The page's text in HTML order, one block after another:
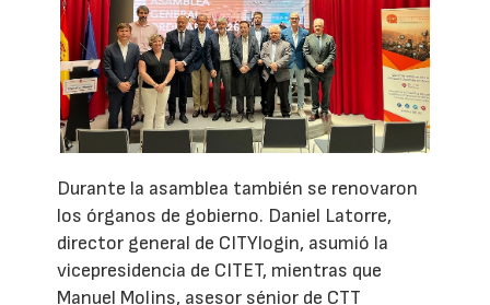
Durante la asamblea también se renovaron
los órganos de gobierno. Daniel Latorre,
director general de CITYlogin, asumió la
vicepresidencia de CITET, mientras que
Manuel Molins, asesor sénior de CTT